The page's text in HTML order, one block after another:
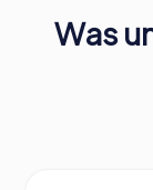
Was